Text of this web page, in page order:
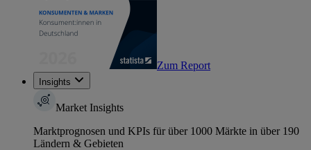
Zum Report
Insights
Market Insights
Marktprognosen und KPIs für über 1000 Märkte in über 190
Ländern & Gebieten